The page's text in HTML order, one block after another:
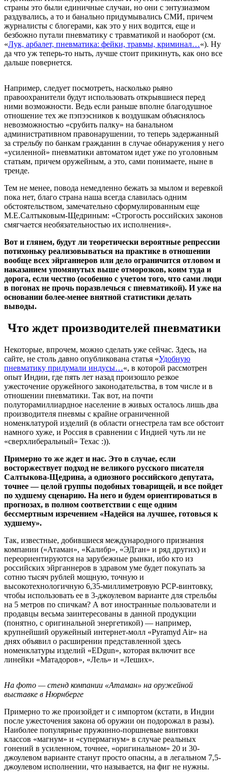
страны это были единичные случаи, но они с энтузиазмом
раздувались, а то и банально придумывались СМИ, причем
журналисты с блогерами, как это у них водится, еще и
безбожно путали пневматику с травматикой и наоборот (см.
«Лук, арбалет, пневматика: фейки, травмы, криминал…«). Ну
да что уж теперь-то ныть, лучше стоит прикинуть, как оно все
дальше повернется.
Например, следует посмотреть, насколько рьяно
правоохранители будут использовать открывшиеся перед
ними возможности. Ведь если раньше вполне благодушное
отношение тех же пэпээсников к воздушкам объяснялось
невозможностью «срубить палку» на банальном
административном правонарушении, то теперь задержанный
за стрельбу по банкам гражданин в случае обнаружения у него
«усиленной» пневматики автоматом идет уже по уголовным
статьям, причем оружейным, а это, сами понимаете, ныне в
тренде.
Тем не менее, повода немедленно бежать за мылом и веревкой
пока нет, благо страна наша всегда славилась одним
обстоятельством, замечательно сформулированным еще
М.Е.Салтыковым-Щедриным: «Строгость российских законов
смягчается необязательностью их исполнения».
Вот и глянем, будут ли теоретически вероятные репрессии
потихоньку реализовываться на практике в отношении
вообще всех эйрганнеров или дело ограничится отловом и
наказанием упомянутых выше отморозков, коим туда и
дорога, если честно (особенно с учетом того, что сами люди
в погонах не прочь поразвлечься с пневматикой). И уже на
основании более-менее внятной статистики делать
выводы.
Что ждет производителей пневматики
Некоторые, впрочем, можно сделать уже сейчас. Здесь, на
сайте, не столь давно опубликована статья «Удобную
пневматику придумали индусы…«, в которой рассмотрен
опыт Индии, где пять лет назад произошло резкое
ужесточение оружейного законодательства, в том числе и в
отношении пневматики. Так вот, на почти
полуторамиллиардное население в живых осталось лишь два
производителя пневмы с крайне ограниченной
номенклатурой изделий (в области огнестрела там все обстоит
намного хуже, и Россия в сравнении с Индией чуть ли не
«сверхлиберальный» Техас :)).
Примерно то же ждет и нас. Это в случае, если
восторжествует подход не великого русского писателя
Салтыкова-Щедрина, а одиозного российского депутата,
точнее — целой группы подобных товарищей, и все пойдет
по худшему сценарию. На него и будем ориентироваться в
прогнозах, в полном соответствии с еще одним
бессмертным изречением «Надейся на лучшее, готовься к
худшему».
Так, известные, добившиеся международного признания
компании («Атаман», «Калибр», «ЭДган» и ряд других) и
переориентируются на зарубежные рынки, ибо кто из
российских эйрганнеров в здравом уме будет покупать за
сотню тысяч рублей мощную, точную и
высокотехнологичную 6,35-миллиметровую PCP-винтовку,
чтобы использовать ее в 3-джоулевом варианте для стрельбы
на 5 метров по спичкам? А вот иностранные пользователи и
продавцы весьма заинтересованы в данной продукции
(понятно, с оригинальной энергетикой) — например,
крупнейший оружейный интернет-молл «Pyramyd Air» на
днях объявил о расширении представленной здесь
номенклатуры изделий «EDgun», которая включит все
линейки «Матадоров», «Лель» и «Леших».
На фото — стенд компании «Атаман» на оружейной
выставке в Нюрнберге
Примерно то же произойдет и с импортом (кстати, в Индии
после ужесточения закона об оружии он подорожал в разы).
Наиболее популярные пружинно-поршневые винтовки
классов «магнум» и «супермагнум» в случае реальных
гонений в усиленном, точнее, «оригинальном» 20 и 30-
джоулевом варианте станут просто опасны, а в легальном 7,5-
джоулевом исполнении, что называется, на фиг не нужны.